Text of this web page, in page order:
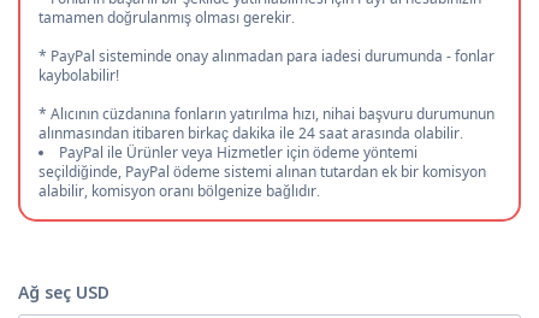
tamamen doğrulanmış olması gerekir.
* PayPal sisteminde onay alınmadan para iadesi durumunda - fonlar
kaybolabilir!
* Alıcının cüzdanına fonların yatırılma hızı, nihai başvuru durumunun
alınmasından itibaren birkaç dakika ile 24 saat arasında olabilir.
PayPal ile Ürünler veya Hizmetler için ödeme yöntemi
seçildiğinde, PayPal ödeme sistemi alınan tutardan ek bir komisyon
alabilir, komisyon oranı bölgenize bağlıdır.
Ağ seç USD